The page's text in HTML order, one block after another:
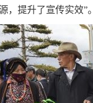
提升了宣传实效”